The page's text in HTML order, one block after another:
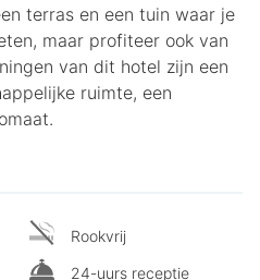
terras en een tuin waar je
maar profiteer ook van
van dit hotel zijn een
ruimte, een
Rookvrij
24-uurs receptie